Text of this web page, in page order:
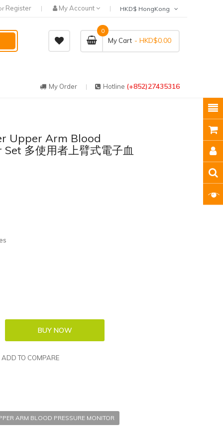
Register My Account
My Cart
0
- HKD$0.00
My Order Hotline (+852)27435316
Upper Arm Blood
多使用者上臂式電子血
ADD TO COMPARE
ARM BLOOD PRESSURE MONITOR